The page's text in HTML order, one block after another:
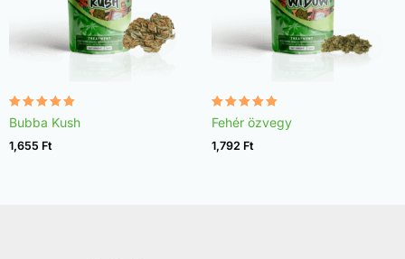
Értékelés:
4.96
/ 5
Bubba Kush
1,655 Ft
Értékelés:
4.97
/ 5
Fehér özvegy
1,792 Ft